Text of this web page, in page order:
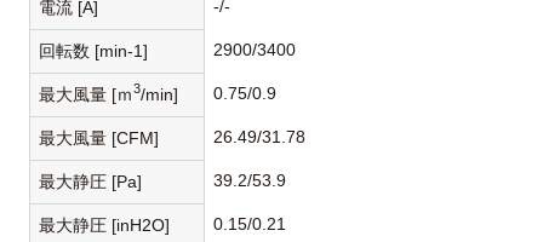
電流 [A] -/-
回転数 [min-1] 2900/3400
最大風量 [ｍ3/min] 0.75/0.9
最大風量 [CFM] 26.49/31.78
最大静圧 [Pa] 39.2/53.9
最大静圧 [inH2O] 0.15/0.21